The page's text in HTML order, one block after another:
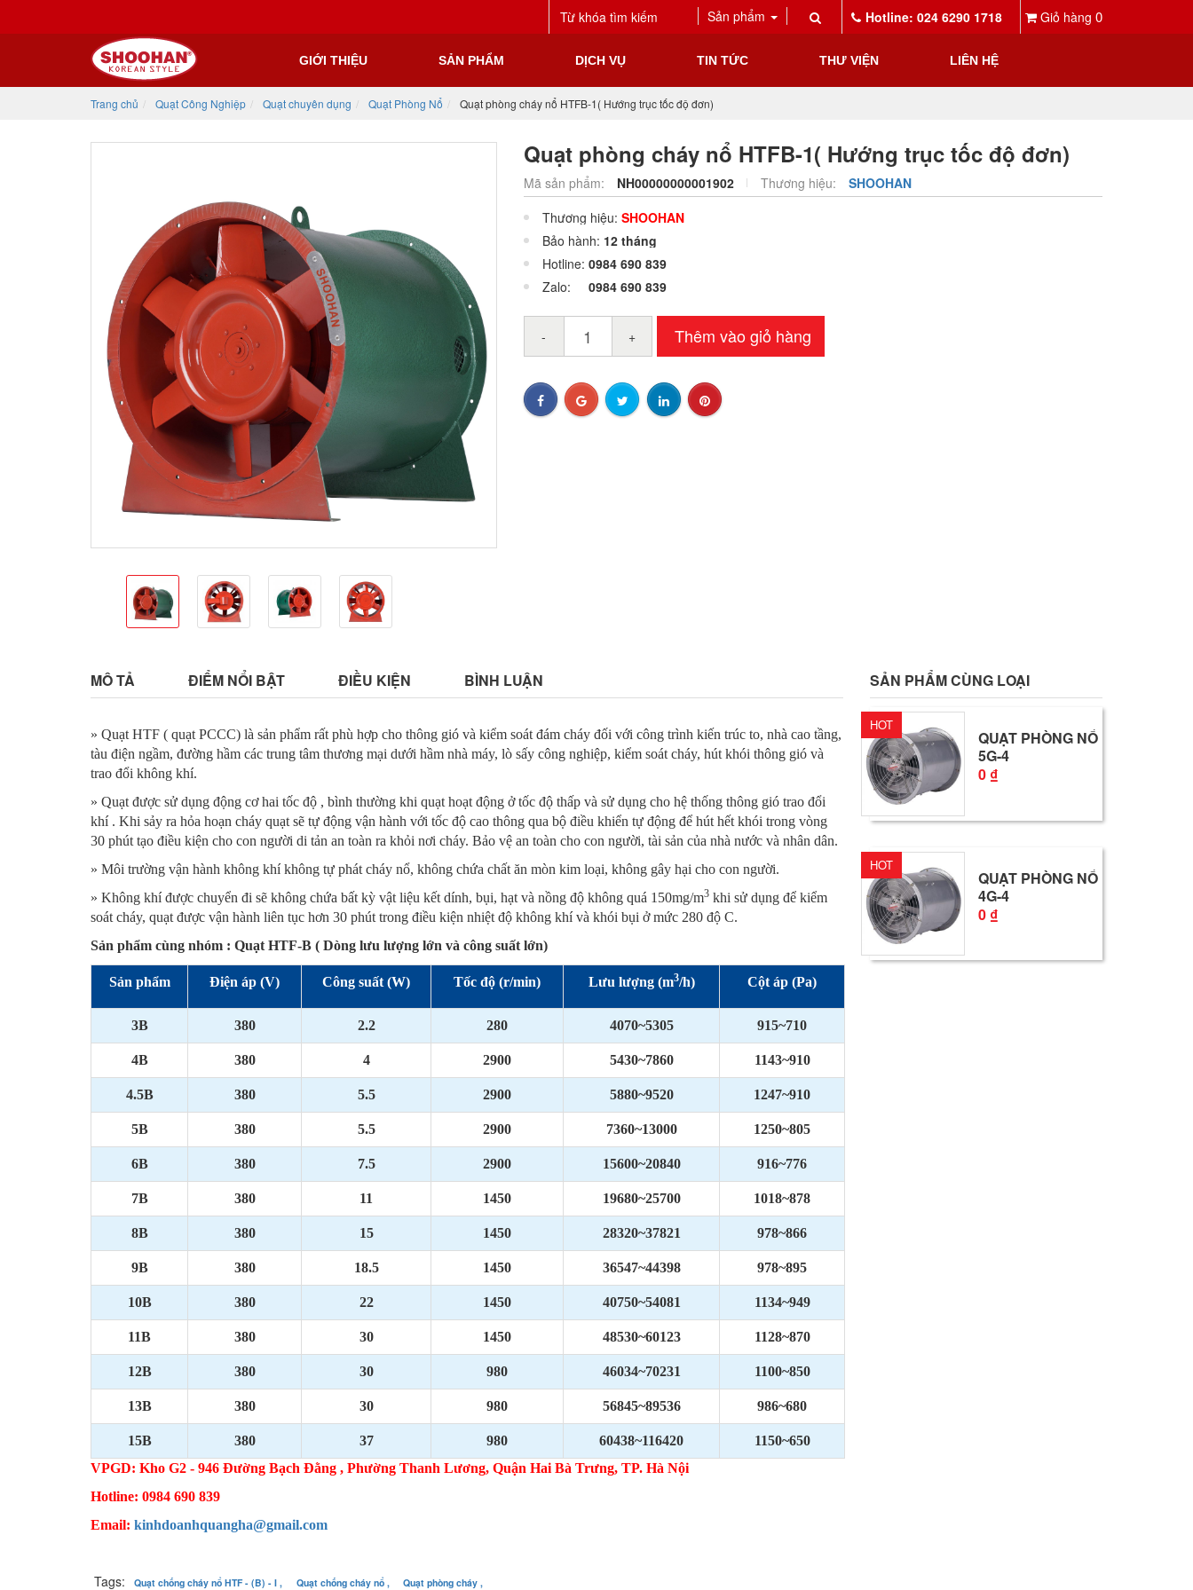
Giỏ hàng 0
Hotline: 024 6290 1718
Sản phẩm
GIỚI THIỆU SẢN PHẨM DỊCH VỤ TIN TỨC THƯ VIỆN LIÊN HỆ
Trang chủ Quạt Công Nghiệp Quạt chuyên dụng Quạt Phòng Nổ Quạt phòng cháy nổ HTFB-1( Hướng trục tốc độ đơn)
Quạt phòng cháy nổ HTFB-1( Hướng trục tốc độ đơn)
Mã sản phẩm: NH00000000001902 Thương hiệu:
SHOOHAN
Thương hiệu: SHOOHAN
Bảo hành: 12 tháng
Hotline: 0984 690 839
Zalo: 0984 690 839
- + Thêm vào giỏ hàng
MÔ TẢ ĐIỂM NỔI BẬT ĐIỀU KIỆN BÌNH LUẬN
» Quạt HTF ( quạt PCCC) là sản phẩm rất phù hợp cho thông gió và kiểm soát đám cháy đối với công trình kiến trúc to, nhà cao tầng,
tàu điện ngầm, đường hầm các trung tâm thương mại dưới hầm nhà máy, lò sấy công nghiệp, kiểm soát cháy, hút khói thông gió và
trao đổi không khí.
» Quạt được sử dụng động cơ hai tốc độ , bình thường khi quạt hoạt động ở tốc độ thấp và sử dụng cho hệ thống thông gió trao đổi
khí . Khi sảy ra hỏa hoạn cháy quạt sẽ tự động vận hành với tốc độ cao thông qua bộ điều khiển tự động để hút hết khói trong vòng
30 phút tạo điều kiện cho con người di tản an toàn ra khỏi nơi cháy. Bảo vệ an toàn cho con người, tài sản của nhà nước và nhân dân.
» Môi trường vận hành không khí không tự phát cháy nổ, không chứa chất ăn mòn kim loại, không gây hại cho con người.
» Không khí được chuyển đi sẽ không chứa bất kỳ vật liệu kết dính, bụi, hạt và nồng độ không quá 150mg/m3 khi sử dụng để kiểm
soát cháy, quạt được vận hành liên tục hơn 30 phút trong điều kiện nhiệt độ không khí và khói bụi ở mức 280 độ C.
Sản phẩm cùng nhóm : Quạt HTF-B ( Dòng lưu lượng lớn và công suất lớn)
Sản phẩm Điện áp (V) Công suất (W) Tốc độ (r/min) Lưu lượng (m3/h) Cột áp (Pa)
3B 380 2.2 280 4070~5305 915~710
4B 380 4 2900 5430~7860 1143~910
4.5B 380 5.5 2900 5880~9520 1247~910
5B 380 5.5 2900 7360~13000 1250~805
6B 380 7.5 2900 15600~20840 916~776
7B 380 11 1450 19680~25700 1018~878
8B 380 15 1450 28320~37821 978~866
9B 380 18.5 1450 36547~44398 978~895
10B 380 22 1450 40750~54081 1134~949
11B 380 30 1450 48530~60123 1128~870
12B 380 30 980 46034~70231 1100~850
13B 380 30 980 56845~89536 986~680
15B 380 37 980 60438~116420
1150~650
VPGD: Kho G2 - 946 Đường Bạch Đằng , Phường Thanh Lương, Quận Hai Bà Trưng, TP. Hà Nội
Hotline: 0984 690 839
Email: kinhdoanhquangha@gmail.com
SẢN PHẨM CÙNG LOẠI
HOT
QUẠT PHÒNG NỔ
5G-4
0 ₫
HOT
QUẠT PHÒNG NỔ
4G-4
0 ₫
Tags: Quạt chống cháy nổ HTF - (B) - I , Quạt chống cháy nổ , Quạt phòng cháy ,